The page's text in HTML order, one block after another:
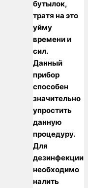
бутылок,
тратя на это
уйму
времени и
сил.
Данный
прибор
способен
значительно
упростить
данную
процедуру.
Для
дезинфекции
необходимо
налить